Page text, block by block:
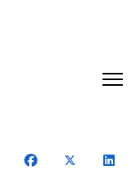
језик